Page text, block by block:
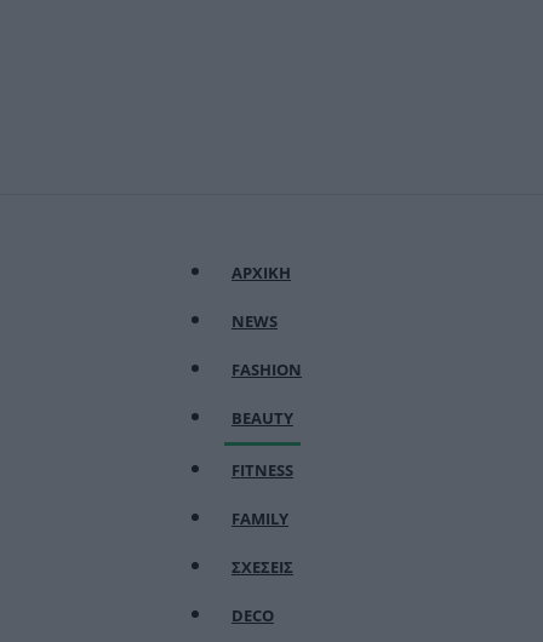
ΑΡΧΙΚΗ
NEWS
FASHION
BEAUTY
FITNESS
FAMILY
ΣΧΕΣΕΙΣ
DECO